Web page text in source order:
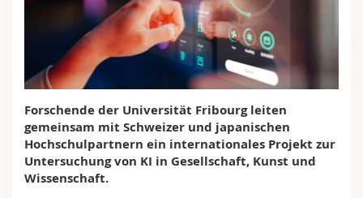
Math.-Nat. und Med. Fak.
Interfakultär
Mitarbeitende
Doktorierende
Webmail
Vorlesungsverzeichnis
Forschende der Universität Fribourg leiten
gemeinsam mit Schweizer und japanischen
Hochschulpartnern ein internationales Projekt zur
Untersuchung von KI in Gesellschaft, Kunst und
Wissenschaft.